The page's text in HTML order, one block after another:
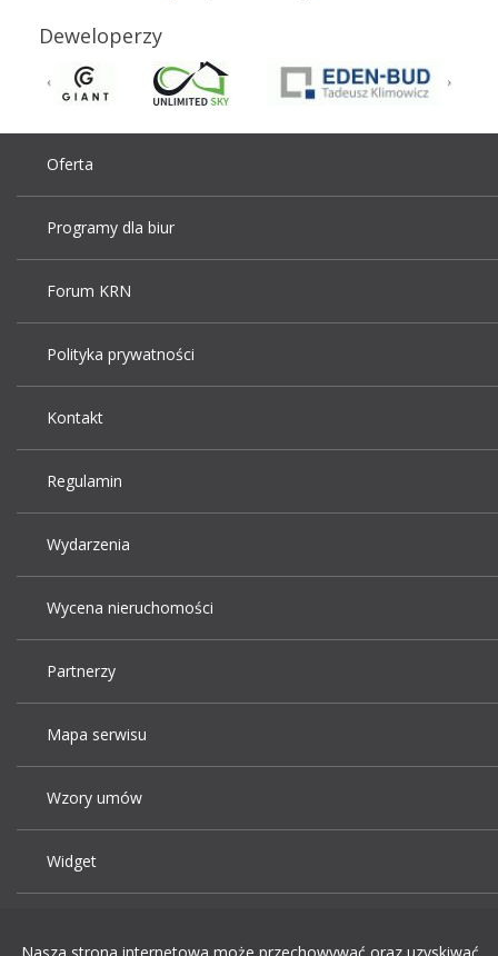
Deweloperzy
Oferta
Programy dla biur
Forum KRN
Polityka prywatności
Kontakt
Regulamin
Wydarzenia
Wycena nieruchomości
Partnerzy
Mapa serwisu
Wzory umów
Widget